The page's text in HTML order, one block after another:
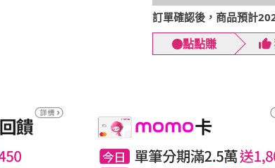
訂單確認後，商品預計
點點賺